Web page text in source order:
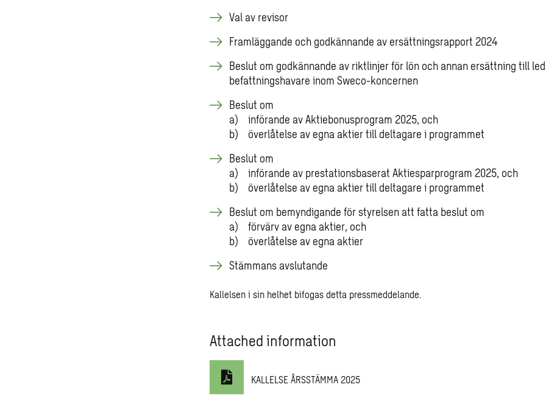
Val av revisor
Framläggande och godkännande av ersättningsrapport 2024
Beslut om godkännande av riktlinjer för lön och annan ersättning till
befattningshavare inom Sweco-koncernen
Beslut om
a) införande av Aktiebonusprogram 2025, och
b) överlåtelse av egna aktier till deltagare i programmet
Beslut om
a) införande av prestationsbaserat Aktiesparprogram 2025, och
b) överlåtelse av egna aktier till deltagare i programmet
Beslut om bemyndigande för styrelsen att fatta beslut om
a) förvärv av egna aktier, och
b) överlåtelse av egna aktier
Stämmans avslutande
Kallelsen i sin helhet bifogas detta pressmeddelande.
Attached information
KALLELSE ÅRSSTÄMMA 2025